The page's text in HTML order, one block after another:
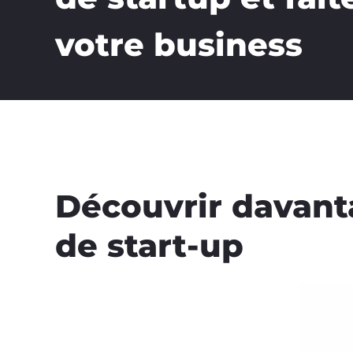
votre business
Découvrir
de start-up